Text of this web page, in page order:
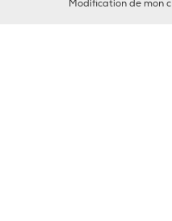
Modification de mon